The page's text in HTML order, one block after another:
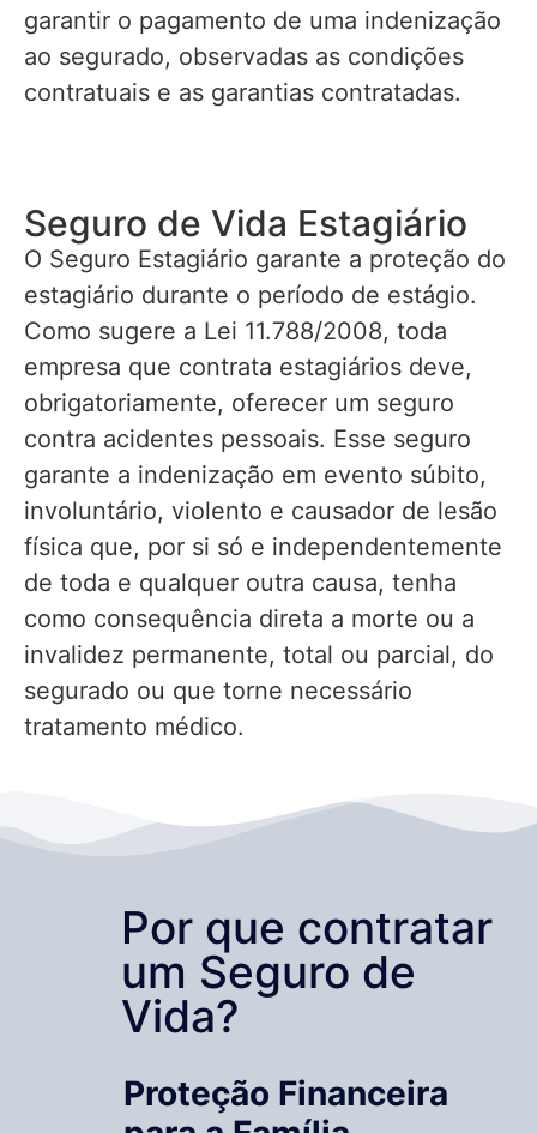
garantir o pagamento de uma indenização
ao segurado, observadas as condições
contratuais e as garantias contratadas.
Seguro de Vida Estagiário
O Seguro Estagiário garante a proteção do
estagiário durante o período de estágio.
Como sugere a Lei 11.788/2008, toda
empresa que contrata estagiários deve,
obrigatoriamente, oferecer um seguro
contra acidentes pessoais. Esse seguro
garante a indenização em evento súbito,
involuntário, violento e causador de lesão
física que, por si só e independentemente
de toda e qualquer outra causa, tenha
como consequência direta a morte ou a
invalidez permanente, total ou parcial, do
segurado ou que torne necessário
tratamento médico.
Por que contratar
um Seguro de
Vida?
Proteção Financeira